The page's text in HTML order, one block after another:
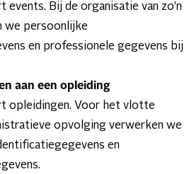
Bij de organisatie van zo’n
we persoonlijke
en professionele gegevens bij
aan een opleiding
opleidingen. Voor het vlotte
opvolging verwerken we
en